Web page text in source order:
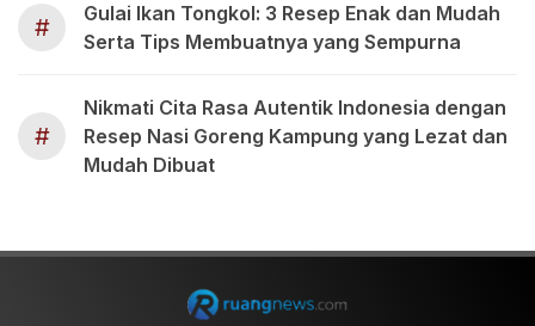
#
Gulai Ikan Tongkol: 3 Resep Enak dan Mudah
Serta Tips Membuatnya yang Sempurna
#
Nikmati Cita Rasa Autentik Indonesia dengan
Resep Nasi Goreng Kampung yang Lezat dan
Mudah Dibuat